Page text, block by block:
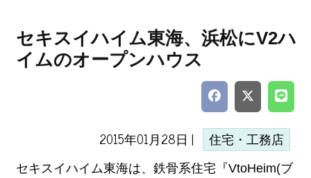
セキスイハイム東海、浜松にV2ハ
イムのオープンハウス
2015年01月28日 | 住宅・工務店
セキスイハイム東海は、鉄骨系住宅『VtoHeim(ブ